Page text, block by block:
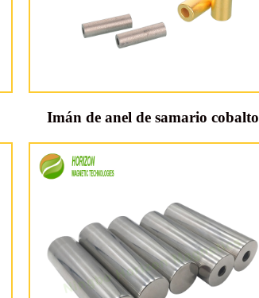
Imán de anel de samario cobalto